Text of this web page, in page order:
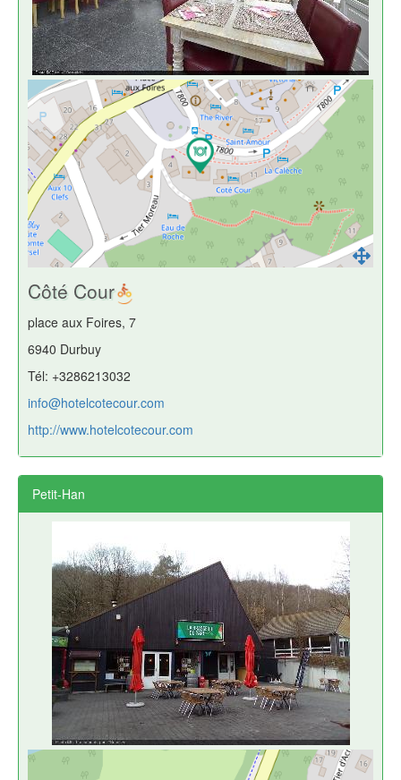
Côté Cour
place aux Foires, 7
6940 Durbuy
Tél: +3286213032
info@hotelcotecour.com
http://www.hotelcotecour.com
Petit-Han